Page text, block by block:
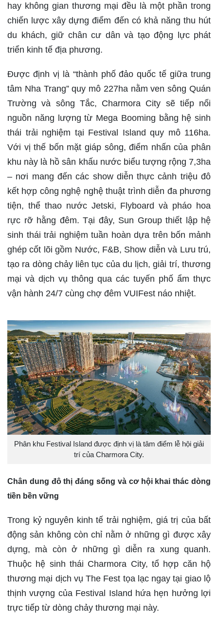
hay không gian thương mại đều là một phần trong
chiến lược xây dựng điểm đến có khả năng thu hút
du khách, giữ chân cư dân và tạo động lực phát
triển kinh tế địa phương.
Được định vị là “thành phố đảo quốc tế giữa trung
tâm Nha Trang” quy mô 227ha nằm ven sông Quán
Trường và sông Tắc, Charmora City sẽ tiếp nối
nguồn năng lượng từ Mega Booming bằng hệ sinh
thái trải nghiệm tại Festival Island quy mô 116ha.
Với vị thế bốn mặt giáp sông, điểm nhấn của phân
khu này là hồ sân khấu nước biểu tượng rộng 7,3ha
– nơi mang đến các show diễn thực cảnh triệu đô
kết hợp công nghệ nghệ thuật trình diễn đa phương
tiện, thể thao nước Jetski, Flyboard và pháo hoa
rực rỡ hằng đêm. Tại đây, Sun Group thiết lập hệ
sinh thái trải nghiệm tuần hoàn dựa trên bốn mảnh
ghép cốt lõi gồm Nước, F&B, Show diễn và Lưu trú,
tạo ra dòng chảy liên tục của du lịch, giải trí, thương
mại và dịch vụ thông qua các tuyến phố ẩm thực
vận hành 24/7 cùng chợ đêm VUIFest náo nhiệt.
Phân khu Festival Island được định vị là tâm điểm lễ hội giải
trí của Charmora City.
Chân dung đô thị đáng sống và cơ hội khai thác dòng
tiền bền vững
Trong kỷ nguyên kinh tế trải nghiệm, giá trị của bất
động sản không còn chỉ nằm ở những gì được xây
dựng, mà còn ở những gì diễn ra xung quanh.
Thuộc hệ sinh thái Charmora City, tổ hợp căn hộ
thương mại dịch vụ The Fest tọa lạc ngay tại giao lộ
thịnh vượng của Festival Island hứa hẹn hưởng lợi
trực tiếp từ dòng chảy thương mại này.